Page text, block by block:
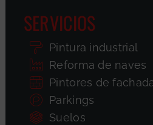
SERVICIOS
Pintura industrial
Reforma de naves
Pintores de
Parkings
Suelos